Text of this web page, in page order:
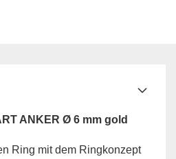
ANKER Ø 6 mm gold
Ring mit dem Ringkonzept